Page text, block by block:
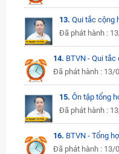
13. Qui tắc cộng
Đã phát hành :
14. BTVN - Qui
Đã phát hành : 13/
15. Ôn tập tổng
Đã phát hành :
16. BTVN - Tổng
Đã phát hành : 13/